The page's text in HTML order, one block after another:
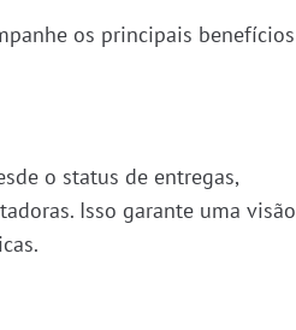
os principais benefícios
o status de entregas,
Isso garante uma visão